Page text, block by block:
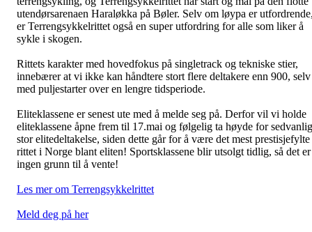
utendørsarenaen Haraløkka på Bøler. Selv om løypa er
er Terrengsykkelrittet også en super utfordring for alle som liker å
sykle i skogen.
Rittets karakter med hovedfokus på singletrack og tekniske stier,
innebærer at vi ikke kan håndtere stort flere deltakere enn 900, selv
med puljestarter over en lengre tidsperiode.
Eliteklassene er senest ute med å melde seg på. Derfor vil vi holde
eliteklassene åpne frem til 17.mai og følgelig ta høyde for sedvanlig
stor elitedeltakelse, siden dette går for å være det mest prestisjefylte
rittet i Norge blant eliten! Sportsklassene blir utsolgt tidlig, så det er
ingen grunn til å vente!
Les mer om Terrengsykkelrittet
Meld deg på her